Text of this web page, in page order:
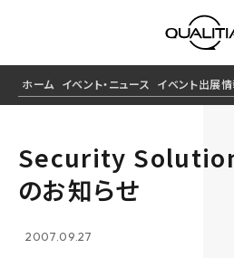
ホーム イベント・ニュース イベント出展
Security
のお知らせ
2007.09.27